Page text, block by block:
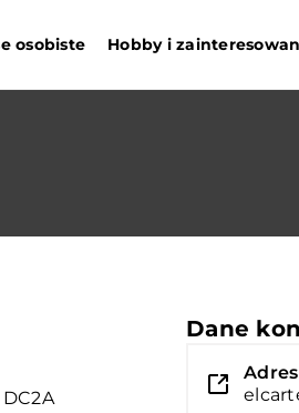
osobiste Hobby i
Dane